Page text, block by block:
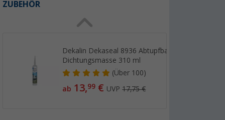
ZUBEHÖR
Dekalin Dekaseal 8936 Abtupfbare
Dichtungsmasse 310 ml
(Über 100)
ab 13,99 € UVP17,75 €